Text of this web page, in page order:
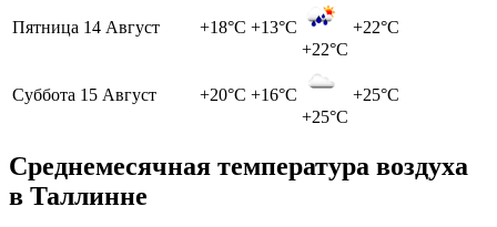
Пятница 14 Август +18°C +13°C
+22°C
+22°C
Суббота 15 Август +20°C +16°C
+25°C
+25°C
Среднемесячная температура воздуха
в Таллинне